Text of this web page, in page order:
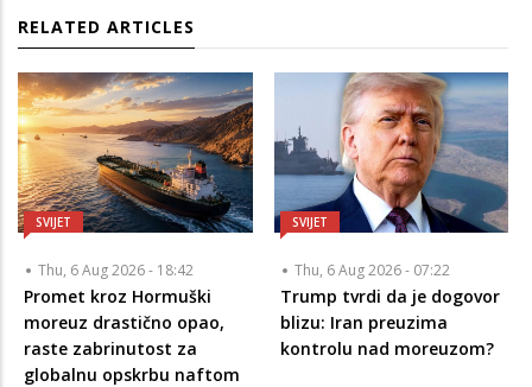
RELATED ARTICLES
SVIJET
Thu, 6 Aug 2026 - 18:42
Promet kroz Hormuški
moreuz drastično opao,
raste zabrinutost za
globalnu opskrbu naftom
SVIJET
Thu, 6 Aug 2026 - 07:22
Trump tvrdi da je dogovor
blizu: Iran preuzima
kontrolu nad moreuzom?